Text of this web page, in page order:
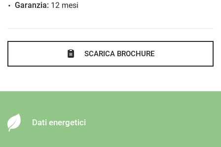
Freno di stazionamento elettrico
Immobilizzatore elettronico
Limitatore di velocità
MP3
Garanzia: 12 mesi
SCARICA BROCHURE
Dati energetici